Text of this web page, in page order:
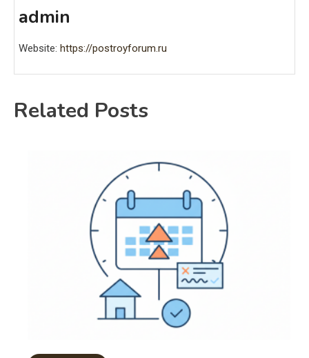
admin
Website: https://postroyforum.ru
Related Posts